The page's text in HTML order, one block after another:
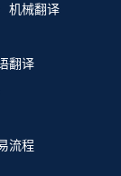
机械翻译
翻译
流程